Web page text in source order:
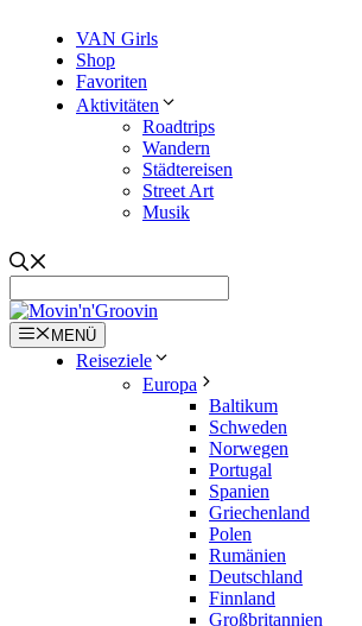
VAN Girls
Shop
Favoriten
Aktivitäten
Roadtrips
Wandern
Städtereisen
Street Art
Musik
MENÜ
Reiseziele
Europa
Baltikum
Schweden
Norwegen
Portugal
Spanien
Griechenland
Polen
Rumänien
Deutschland
Finnland
Großbritannien